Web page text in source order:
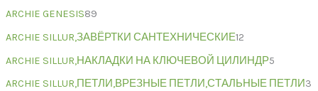
ARCHIE GENESIS89
ARCHIE SILLUR,ЗАВЁРТКИ САНТЕХНИЧЕСКИЕ12
ARCHIE SILLUR,НАКЛАДКИ НА КЛЮЧЕВОЙ ЦИЛИНДР5
ARCHIE SILLUR,ПЕТЛИ,ВРЕЗНЫЕ ПЕТЛИ,СТАЛЬНЫЕ ПЕТЛИ3